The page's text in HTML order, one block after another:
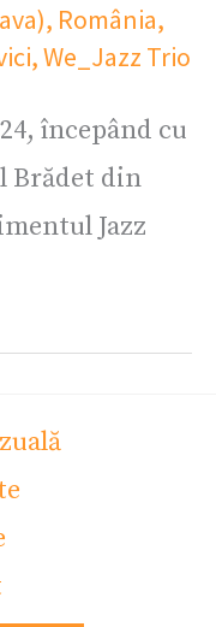
, România,
,We_Jazz Trio
începând cu
Brădet din
Jazz